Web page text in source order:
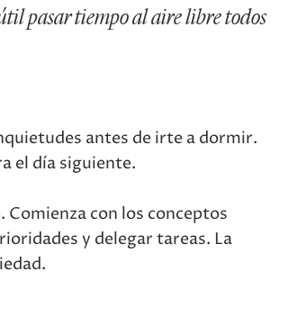
pasar tiempo al aire libre todos
antes de irte a dormir.
el día siguiente.
Comienza con los conceptos
y delegar tareas. La